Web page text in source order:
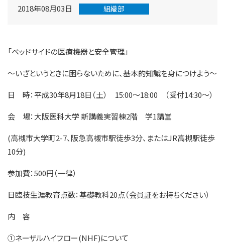
2018年08月03日 組織部
「ベッドサイドの医療機器と安全管理」
～いざというときに困らないために、基本的知識を身につけよう～
日 時：平成30年8月18日（土） 15:00～18:00 （受付14:30～）
会 場：大阪医科大学 新講義実習棟2階 学1講堂
(高槻市大学町2-7、阪急高槻市駅徒歩3分、またはJR高槻駅徒歩
10分)
参加費：500円（一律）
日臨技生涯教育点数：基礎教科20点（会員証をお持ちください）
内 容
①ネーザルハイフロー(NHF)について